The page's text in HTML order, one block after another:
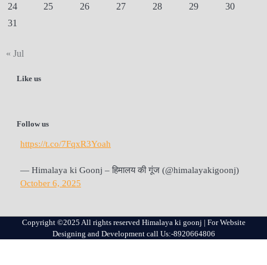
24
25 26 27 28 29
30
31
« Jul
Like us
Follow us
https://t.co/7FqxR3Yoah
— Himalaya ki Goonj – हिमालय की गूंज (@himalayakigoonj)
October 6, 2025
Copyright ©2025 All rights reserved Himalaya ki goonj | For Website
Designing and Development call Us:-8920664806